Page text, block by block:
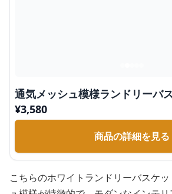
通気メッシュ模様ランドリーバ
¥3,580
商品の詳細を見る
こちらのホワイトランドリーバスケ